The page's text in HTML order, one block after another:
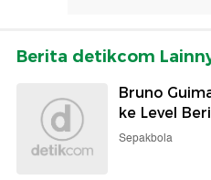
Berita detikcom
Bruno
ke Level
Sepakbola